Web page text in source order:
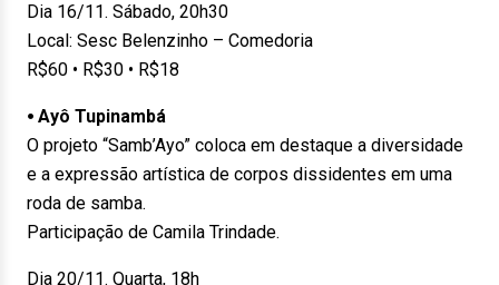
Dia 16/11. Sábado, 20h30
Local: Sesc Belenzinho – Comedoria
R$60 • R$30 • R$18
⦁ Ayô Tupinambá
O projeto “Samb’Ayo” coloca em destaque a diversidade
e a expressão artística de corpos dissidentes em uma
roda de samba.
Participação de Camila Trindade.
Dia 20/11. Quarta, 18h